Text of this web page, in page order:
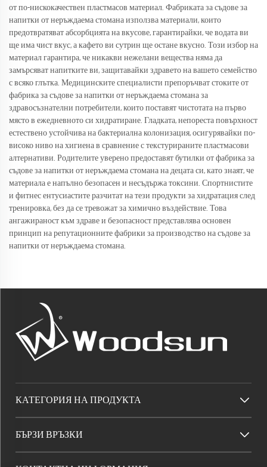
от по-нискокачествен пластмасов материал. Фабриката за съдове за
напитки от неръждаема стомана използва материали, които
предотвратяват абсорбцията на вкусове, гарантирайки, че водата ви
ще има чист вкус, а кафето ви сутрин ще остане вкусно. Този избор на
материал гарантира, че никакви нежелани вещества няма да
замърсяват напитките ви, защитавайки здравето на вашето семейство
с всяко глътка. Медицинските специалисти препоръчват стоките от
фабрика за съдове за напитки от неръждаема стомана за
здравосъзнателни потребители, които поставят чистотата на първо
място в ежедневното си хидратиране. Гладката, непореста повърхност
естествено устойчива на бактериална колонизация, осигурявайки по-
високо ниво на хигиена в сравнение с текстурираните пластмасови
алтернативи. Родителите уверено предоставят бутилки от фабрика за
съдове за напитки от неръждаема стомана на децата си, като знаят, че
материала е напълно безопасен и несъдържа токсини. Спортнистите
и фитнес ентусиастите разчитат на тези продукти за хидратация след
тренировка, без да се тревожат за химично въздействие. Това
ангажираност към здраве и безопасност представлява основен
принцип на репутационните фабрики за производство на съдове за
напитки от неръждаема стомана.
КАТЕГОРИЯ НА ПРОДУКТА
БЪРЗИ ВРЪЗКИ